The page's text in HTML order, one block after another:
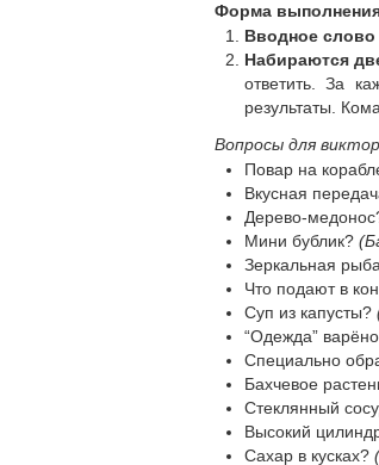
Форма
Вводное слово
Набираются
ответить. За
результаты.
Вопросы для
Повар на
Вкусная
Дерево-
Мини бублик?
Зеркальная
Что подают в
Суп из капусты?
“Одежда”
Специально
Бахчевое
Стеклянный
Высокий
Сахар в кусках?